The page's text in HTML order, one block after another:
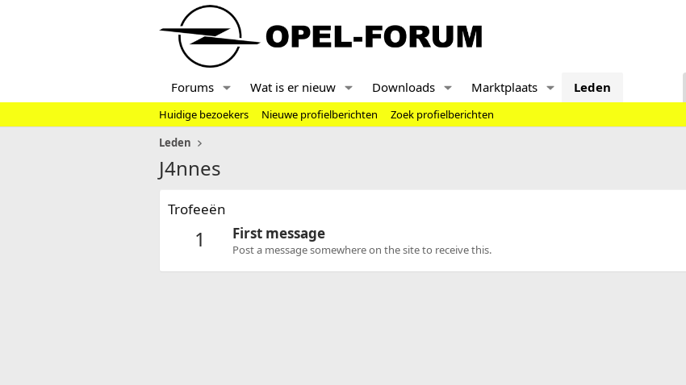
Forums Wat is er nieuw Downloads Marktplaats Leden
Huidige bezoekers Nieuwe profielberichten
Zoek profielberichten
Leden
J4nnes
Trofeeën
1 First message
Post a message somewhere on the site to receive this.